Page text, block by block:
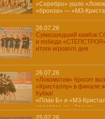
«Серебро» ушло
«бронза» — «МЗ-
26.07.26
Сумасшедший камбэк
и победа «СТЕПСТРОЯ»
итоги игрового дня
26.07.26
«Локомотив» бросит
«Кристаллу» в финале
Кубка!
«План Б» и «МЗ-
сразятся за «бронзу»…
25.07.26